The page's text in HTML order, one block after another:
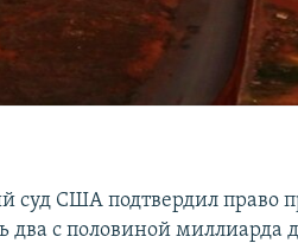
суд США подтвердил право
два с половиной миллиарда